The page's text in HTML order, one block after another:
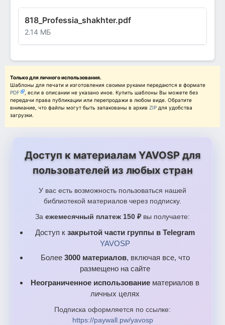
818_Professia_shakhter.pdf
2.14 МБ
Только для личного использования.
Шаблоны для печати и изготовления своими руками передаются в формате
PDF
, если в описании не указано иное. Купить шаблоны Вы можете без
передачи права публикации или перепродажи в любом виде. Обратите
внимание, что файлы могут быть запакованы в архив ZIP для удобства
загрузки.
Доступ к материалам YAVOSP для
пользователей из любых стран
У вас есть возможность пользоваться нашей
библиотекой материалов через подписку.
За ежемесячный платеж 150 ₽ вы получаете:
Доступ к закрытой части группы в Telegram
YAVOSP
Более 3000 материалов, включая все, что
размещено на сайте
Неограниченное использование материалов в
личных целях
Подписка оформляется по ссылке:
https://paywall.pw/yavosp